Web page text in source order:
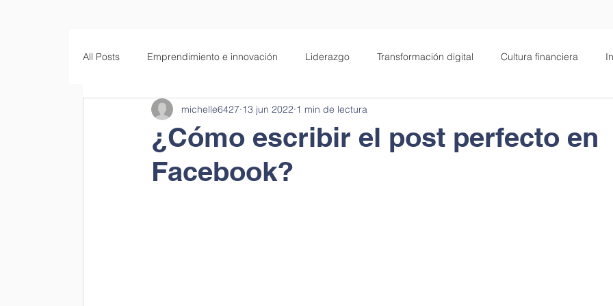
All Posts Emprendimiento e innovación Liderazgo Transformación digital Cultura financiera
Empresas familiares Educación Salud Filosofía
¿Cómo escribir el post perfecto en
Facebook?
michelle6427 13 jun 2022 1 min de lectura